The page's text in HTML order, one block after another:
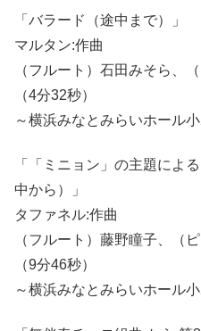
「バラード（途中まで）」
マルタン:作曲
（フルート）石田みそら、
（4分32秒）
～横浜みなとみらいホール
「「ミニョン」の主題によ
中から）」
タファネル:作曲
（フルート）藤野瞳子、（
（9分46秒）
～横浜みなとみらいホール